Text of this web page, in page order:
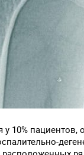
10%